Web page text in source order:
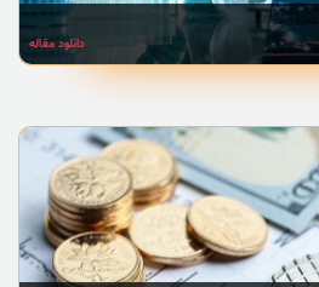
دانلود مقاله